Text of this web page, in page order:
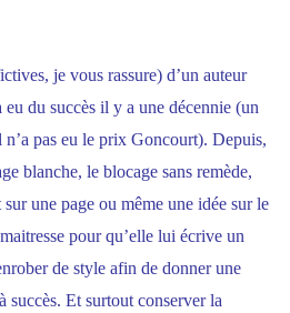
je vous rassure) d’un auteur
du succès il y a une décennie (un
pas eu le prix Goncourt). Depuis,
blanche, le blocage sans remède,
une page ou même une idée sur le
pour qu’elle lui écrive un
de style afin de donner une
succès. Et surtout conserver la